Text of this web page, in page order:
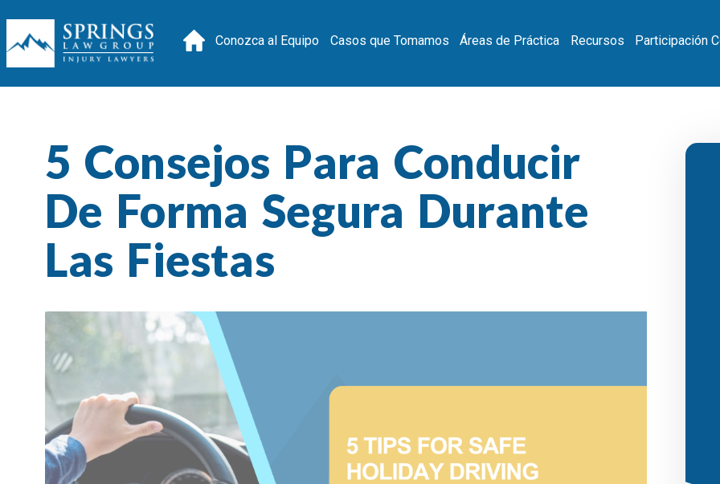
Conozca al Equipo Casos que Tomamos Áreas de Práctica Recursos Participación
5 Consejos Para Conducir
De Forma Segura Durante
Las Fiestas